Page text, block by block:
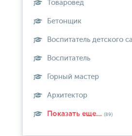
Товаровед
Бетонщик
Воспитатель детского
Воспитатель
Горный мастер
Архитектор
Показать еще... (89)